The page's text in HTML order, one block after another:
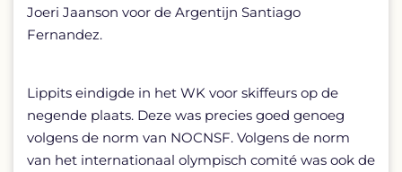
Joeri Jaanson voor de Argentijn Santiago
Fernandez.
Lippits eindigde in het WK voor skiffeurs op de
negende plaats. Deze was precies goed genoeg
volgens de norm van NOCNSF. Volgens de norm
van het internationaal olympisch comité was ook de